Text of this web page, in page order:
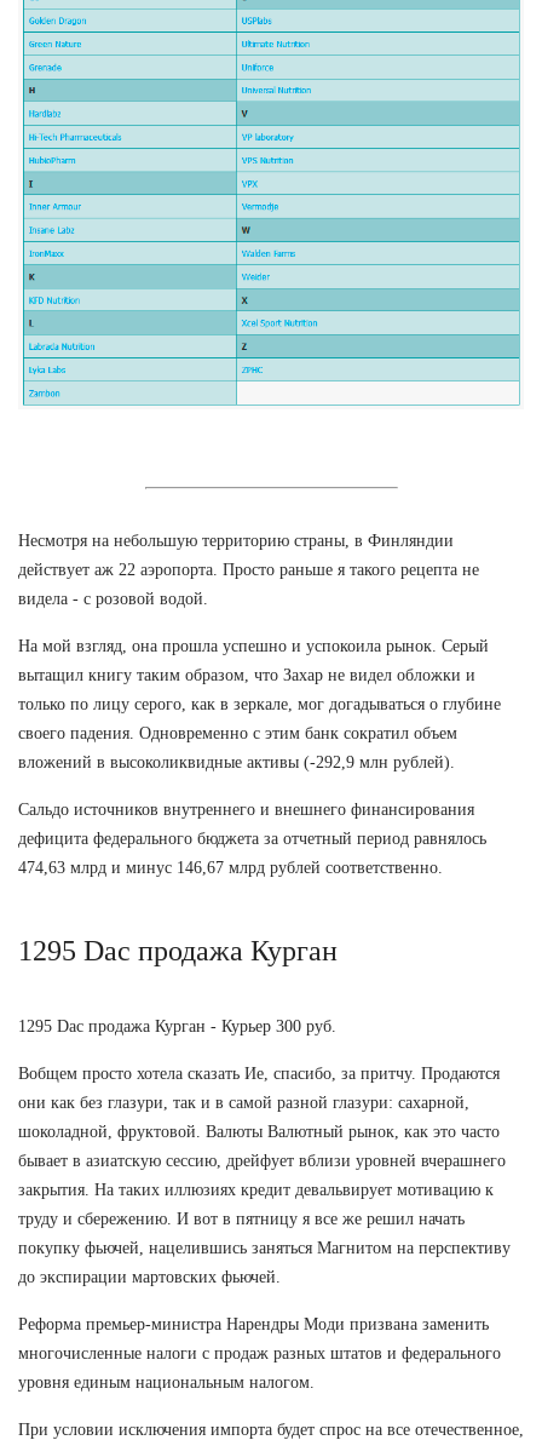
Несмотря на небольшую территорию страны, в Финляндии
действует аж 22 аэропорта. Просто раньше я такого рецепта не
видела - с розовой водой.
На мой взгляд, она прошла успешно и успокоила рынок. Серый
вытащил книгу таким образом, что Захар не видел обложки и
только по лицу серого, как в зеркале, мог догадываться о глубине
своего падения. Одновременно с этим банк сократил объем
вложений в высоколиквидные активы (-292,9 млн рублей).
Сальдо источников внутреннего и внешнего финансирования
дефицита федерального бюджета за отчетный период равнялось
474,63 млрд и минус 146,67 млрд рублей соответственно.
1295 Dac продажа Курган
1295 Dac продажа Курган - Курьер 300 руб.
Вобщем просто хотела сказать Ие, спасибо, за притчу. Продаются
они как без глазури, так и в самой разной глазури: сахарной,
шоколадной, фруктовой. Валюты Валютный рынок, как это часто
бывает в азиатскую сессию, дрейфует вблизи уровней вчерашнего
закрытия. На таких иллюзиях кредит девальвирует мотивацию к
труду и сбережению. И вот в пятницу я все же решил начать
покупку фьючей, нацелившись заняться Магнитом на перспективу
до экспирации мартовских фьючей.
Реформа премьер-министра Нарендры Моди призвана заменить
многочисленные налоги с продаж разных штатов и федерального
уровня единым национальным налогом.
При условии исключения импорта будет спрос на все отечественное,